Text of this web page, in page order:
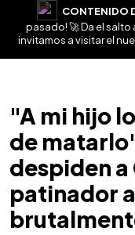
CONTENIDO
pasado! 🚀 Da el salto
invitamos a visitar el
"A mi hijo
de
despiden a
patinador